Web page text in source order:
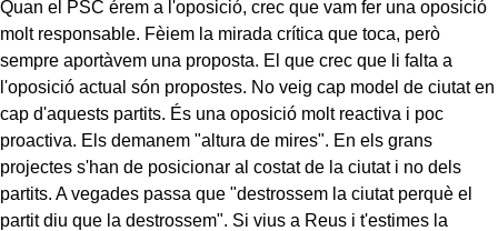
Quan el PSC érem a l'oposició, crec que vam fer una oposició
molt responsable. Fèiem la mirada crítica que toca, però
sempre aportàvem una proposta. El que crec que li falta a
l'oposició actual són propostes. No veig cap model de ciutat en
cap d'aquests partits. És una oposició molt reactiva i poc
proactiva. Els demanem "altura de mires". En els grans
projectes s'han de posicionar al costat de la ciutat i no dels
partits. A vegades passa que "destrossem la ciutat perquè el
partit diu que la destrossem". Si vius a Reus i t'estimes la